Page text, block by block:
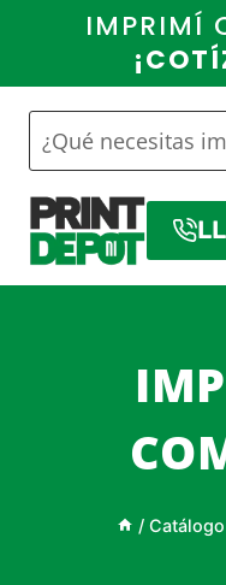
contenido
IMPRIMÍ
/ Catálogo